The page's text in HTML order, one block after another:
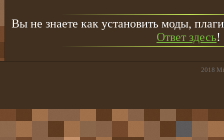
Вы не знаете как установить моды,
Ответ здесь!
2018